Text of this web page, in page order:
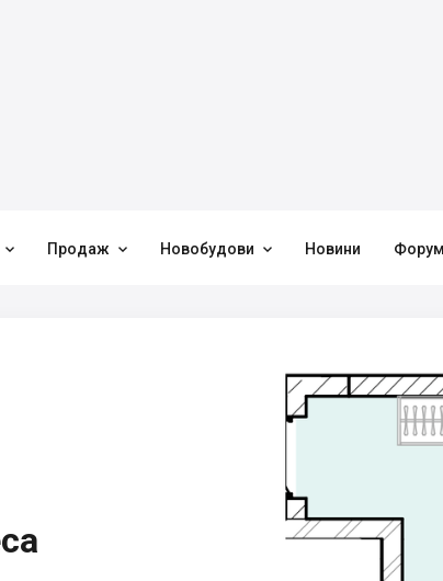
 Продаж  Новобудови  Новини